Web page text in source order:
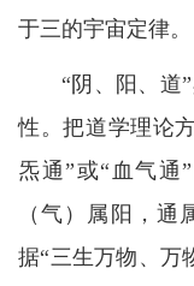
于三的宇宙定律。
“阴、阳、道
性。把道学理论
炁通”或“血气通
（气）属阳，通
据“三生万物、万